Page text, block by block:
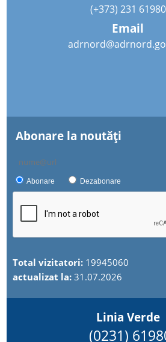
(+373) 231 61980
Email
Abonare la noutăţi
Abonare Dezabonare
Total vizitatori: 19945060
actualizat la:31.07.2026
Linia Verde
(0231)